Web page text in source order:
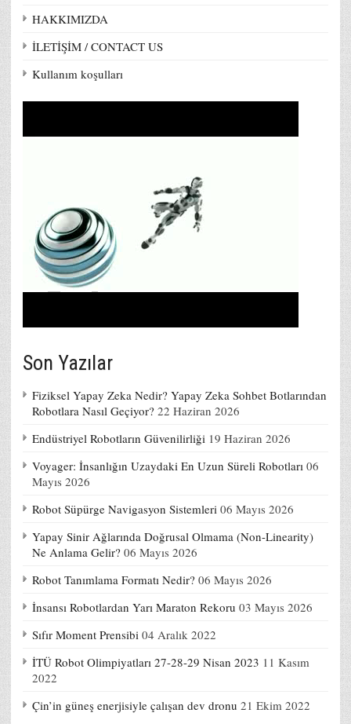
HAKKIMIZDA
İLETİŞİM / CONTACT US
Kullanım koşulları
Son Yazılar
Fiziksel Yapay Zeka Nedir? Yapay Zeka Sohbet Botlarından
Robotlara Nasıl Geçiyor? 22 Haziran 2026
Endüstriyel Robotların Güvenilirliği 19 Haziran 2026
Voyager: İnsanlığın Uzaydaki En Uzun Süreli Robotları 06
Mayıs 2026
Robot Süpürge Navigasyon Sistemleri 06 Mayıs 2026
Yapay Sinir Ağlarında Doğrusal Olmama (Non-Linearity)
Ne Anlama Gelir? 06 Mayıs 2026
Robot Tanımlama Formatı Nedir? 06 Mayıs 2026
İnsansı Robotlardan Yarı Maraton Rekoru 03 Mayıs 2026
Sıfır Moment Prensibi 04 Aralık 2022
İTÜ Robot Olimpiyatları 27-28-29 Nisan 2023 11 Kasım
2022
Çin’in güneş enerjisiyle çalışan dev dronu 21 Ekim 2022